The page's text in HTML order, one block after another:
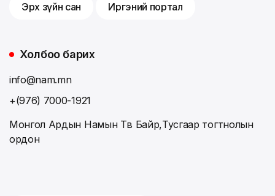
Эрх зүйн сан Иргэний портал
Холбоо барих
info@nam.mn
+(976) 7000-1921
Монгол Ардын Намын Төв Байр,Тусгаар тогтнолын
ордон